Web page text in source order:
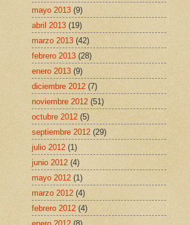
mayo 2013 (9)
abril 2013 (19)
marzo 2013 (42)
febrero 2013 (28)
enero 2013 (9)
diciembre 2012 (7)
noviembre 2012 (51)
octubre 2012 (5)
septiembre 2012 (29)
julio 2012 (1)
junio 2012 (4)
mayo 2012 (1)
marzo 2012 (4)
febrero 2012 (4)
enero 2012 (8)